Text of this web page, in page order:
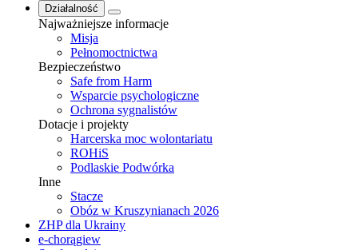
Działalność
Najważniejsze informacje
Misja
Pełnomoctnictwa
Bezpieczeństwo
Safe from Harm
Wsparcie psychologiczne
Ochrona sygnalistów
Dotacje i projekty
Harcerska moc wolontariatu
ROHiS
Podlaskie Podwórka
Inne
Stacze
Obóz w Kruszynianach 2026
ZHP dla Ukrainy
e-chorągiew